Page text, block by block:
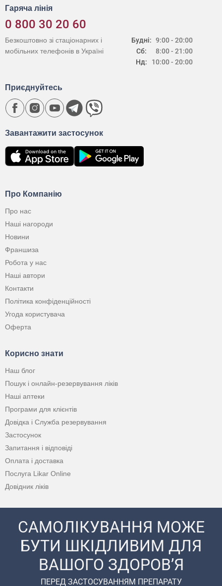
Гаряча лінія
0 800 30 20 60
Будні:
Сб:
Нд:
9:00 - 20:00
8:00 - 21:00
10:00 - 20:00
Безкоштовно зі стаціонарних і
мобільних телефонів в Україні
Про Компанію
Про нас
Наші нагороди
Новини
Франшиза
Робота у нас
Наші автори
Контакти
Політика конфіденційності
Угода користувача
Оферта
Корисно знати
Наш блог
Пошук і онлайн-резервування ліків
Наші аптеки
Програми для клієнтів
Довідка і Служба резервування
Застосунок
Запитання і відповіді
Оплата і доставка
Послуга Likar Online
Довідник ліків
Завантажити застосунок
Приєднуйтесь
САМОЛІКУВАННЯ МОЖЕ
БУТИ ШКІДЛИВИМ ДЛЯ
ВАШОГО ЗДОРОВ’Я
ПЕРЕД ЗАСТОСУВАННЯМ ПРЕПАРАТУ